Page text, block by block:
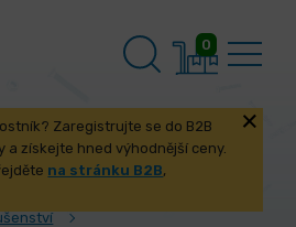
0
Zaregistrujte se do B2B
a získejte hned výhodnější ceny.
na stránku B2B,